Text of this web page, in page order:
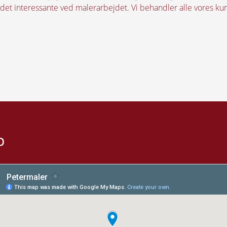
interessante ved malerarbejdet. Vi behandler alle vores